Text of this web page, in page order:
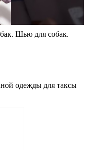
Шью для собак.
одежды для таксы